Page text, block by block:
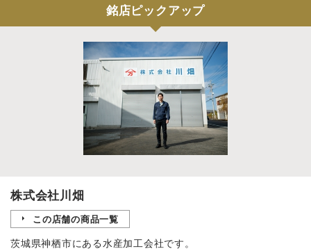
銘店ピックアップ
株式会社川畑
この店舗の商品一覧
茨城県神栖市にある水産加工会社です。